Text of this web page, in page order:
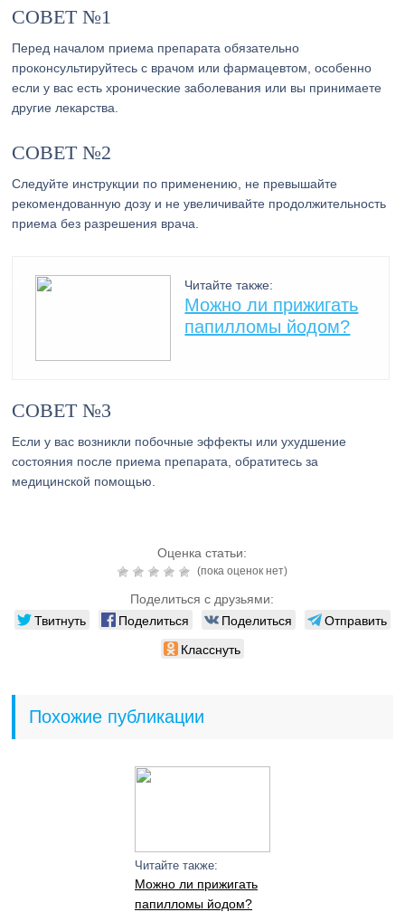
СОВЕТ №1
Перед началом приема препарата обязательно
проконсультируйтесь с врачом или фармацевтом, особенно
если у вас есть хронические заболевания или вы принимаете
другие лекарства.
СОВЕТ №2
Следуйте инструкции по применению, не превышайте
рекомендованную дозу и не увеличивайте продолжительность
приема без разрешения врача.
Читайте также:
Можно ли прижигать
папилломы йодом?
СОВЕТ №3
Если у вас возникли побочные эффекты или ухудшение
состояния после приема препарата, обратитесь за
медицинской помощью.
Оценка статьи:
(пока оценок нет)
Поделиться с друзьями:
Твитнуть Поделиться Поделиться
Отправить
Класснуть
Похожие публикации
Читайте также:
Можно ли прижигать
папилломы йодом?